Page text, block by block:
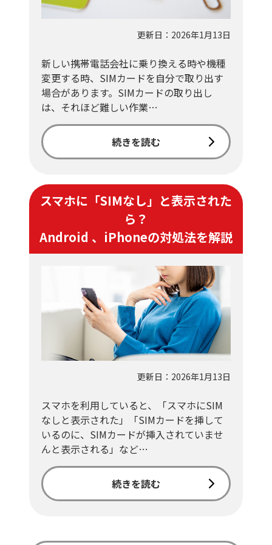
更新日：2026年1月13日
新しい携帯電話会社に乗り換える時や機種
変更する時、SIMカードを自分で取り出す
場合があります。SIMカードの取り出し
は、それほど難しい作業…
続きを読む
スマホに「SIMなし」と表示された
ら？
Android 、iPhoneの対処法を解説
更新日：2026年1月13日
スマホを利用していると、「スマホにSIM
なしと表示された」「SIMカードを挿して
いるのに、SIMカードが挿入されていませ
んと表示される」など…
続きを読む